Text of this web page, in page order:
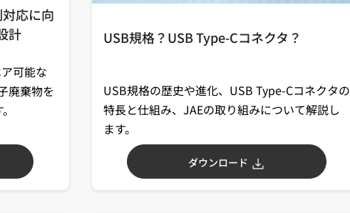
応に向
計
可能な
廃棄物を
USB規格？USB Type-Cコネクタ？
USB規格の歴史や進化、USB Type-Cコネクタの
特長と仕組み、JAEの取り組みについて解説し
ます。
ダウンロード